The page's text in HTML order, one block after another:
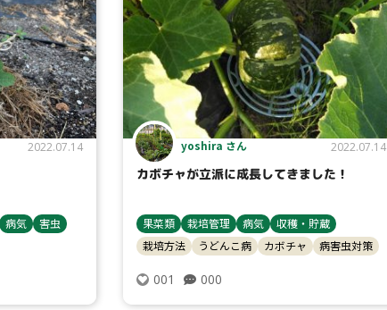
2022.07.14
病気
害虫
yoshira さん 2022.07.14
カボチャが立派に成長してきました！
果菜類 栽培管理 病気
収穫・貯蔵
栽培方法
うどんこ病 カボチャ 病害虫対策
001 000